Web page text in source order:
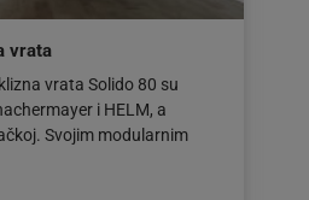
vrata
vrata Solido 80 su
i HELM, a
Svojim modularnim